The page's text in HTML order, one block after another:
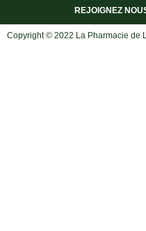
REJOIGNEZ
Copyright © 2022 La Pharmacie de